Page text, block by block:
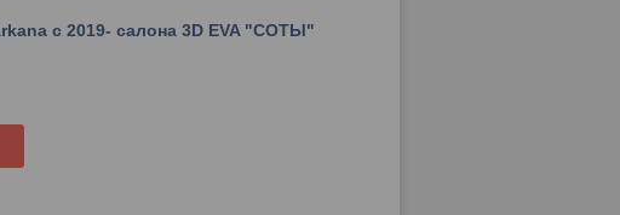
с 2019- салона 3D EVA "СОТЫ"